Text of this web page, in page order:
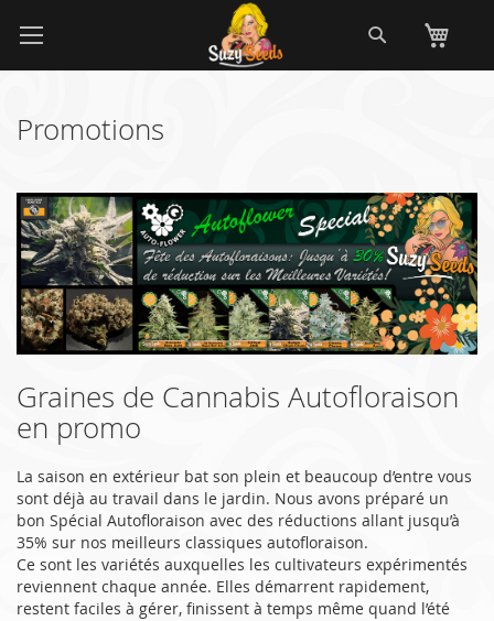
au
Promotions
Graines de Cannabis Autofloraison
en promo
La saison en extérieur bat son plein et beaucoup d’entre vous
sont déjà au travail dans le jardin. Nous avons préparé un
bon Spécial Autofloraison avec des réductions allant jusqu’à
35% sur nos meilleurs classiques autofloraison.
Ce sont les variétés auxquelles les cultivateurs expérimentés
reviennent chaque année. Elles démarrent rapidement,
restent faciles à gérer, finissent à temps même quand l’été